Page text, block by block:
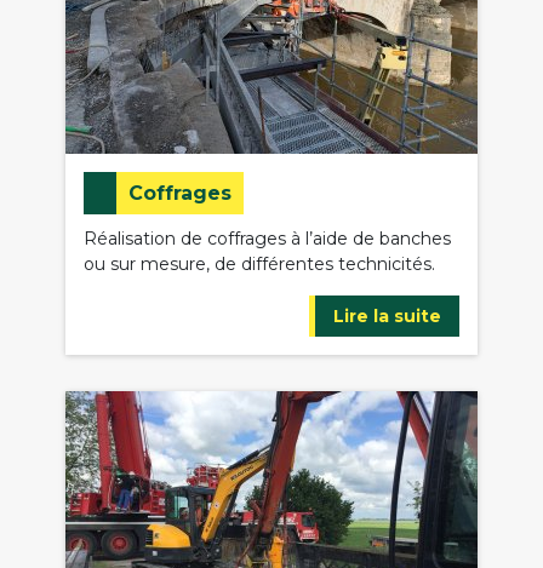
Coffrages
Réalisation de coffrages à l’aide de banches
ou sur mesure, de différentes technicités.
Lire la suite